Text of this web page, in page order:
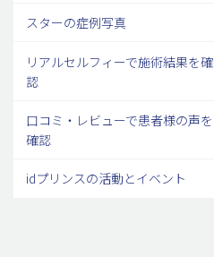
スターの症例写真
リアルセルフィーで施術結果を確
認
口コミ・レビューで患者様の声を
確認
idプリンスの活動とイベント